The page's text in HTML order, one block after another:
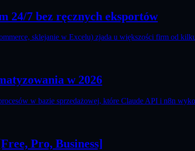
24/7 bez ręcznych eksportów
sklejanie w Excelu) zjada u większości firm od
w 2026
w bazie sprzedażowej, które Claude API i n8n
Pro, Business]